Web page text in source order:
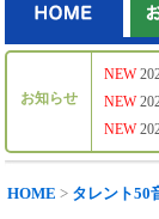
お知らせ
NEW
NEW
NEW
HOME > タレント50